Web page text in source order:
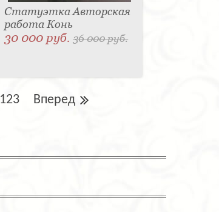
Статуэтка Авторская
работа Конь
30 000 руб.36 000 руб.
123 Вперед